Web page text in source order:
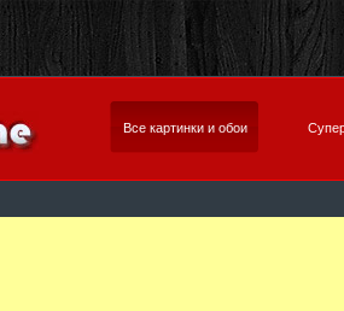
Все картинки и обои